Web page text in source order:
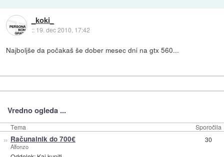
_koki_
:: 19. dec 2010, 17:42
Najboljše da počakaš še dober mesec dni na gtx 560...
Vredno ogleda ...
Tema Sporočila
» Računalnik do 700€
Alfonzo
30